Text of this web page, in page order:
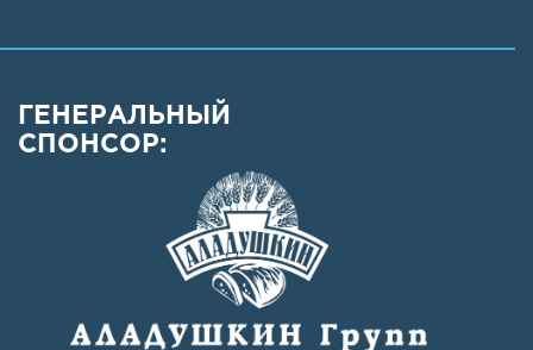
ГЕНЕРАЛЬНЫЙ
СПОНСОР: